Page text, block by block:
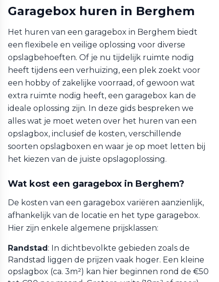
Garagebox huren in Berghem
Het huren van een garagebox in Berghem biedt
een flexibele en veilige oplossing voor diverse
opslagbehoeften. Of je nu tijdelijk ruimte nodig
heeft tijdens een verhuizing, een plek zoekt voor
een hobby of zakelijke voorraad, of gewoon wat
extra ruimte nodig heeft, een garagebox kan de
ideale oplossing zijn. In deze gids bespreken we
alles wat je moet weten over het huren van een
opslagbox, inclusief de kosten, verschillende
soorten opslagboxen en waar je op moet letten bij
het kiezen van de juiste opslagoplossing.
Wat kost een garagebox in Berghem?
De kosten van een garagebox variëren aanzienlijk,
afhankelijk van de locatie en het type garagebox.
Hier zijn enkele algemene prijsklassen:
Randstad: In dichtbevolkte gebieden zoals de
Randstad liggen de prijzen vaak hoger. Een kleine
opslagbox (ca. 3m²) kan hier beginnen rond de €50